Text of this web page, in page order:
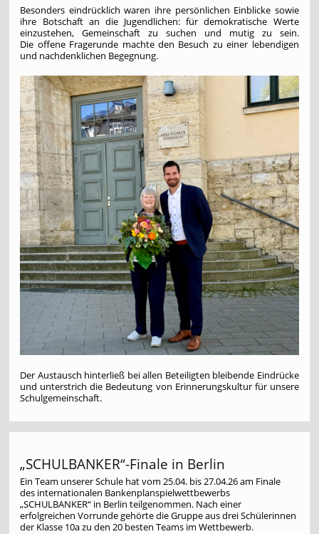
Besonders eindrücklich waren ihre persönlichen Einblicke sowie
ihre Botschaft an die Jugendlichen: für demokratische Werte
einzustehen, Gemeinschaft zu suchen und mutig zu sein.
Die offene Fragerunde machte den Besuch zu einer lebendigen
und nachdenklichen Begegnung.
Der Austausch hinterließ bei allen Beteiligten bleibende Eindrücke
und unterstrich die Bedeutung von Erinnerungskultur für unsere
Schulgemeinschaft.
„SCHULBANKER“-Finale in Berlin
Ein Team unserer Schule hat vom 25.04. bis 27.04.26 am Finale
des internationalen Bankenplanspielwettbewerbs
„SCHULBANKER“ in Berlin teilgenommen. Nach einer
erfolgreichen Vorrunde gehörte die Gruppe aus drei Schülerinnen
der Klasse 10a zu den 20 besten Teams im Wettbewerb.